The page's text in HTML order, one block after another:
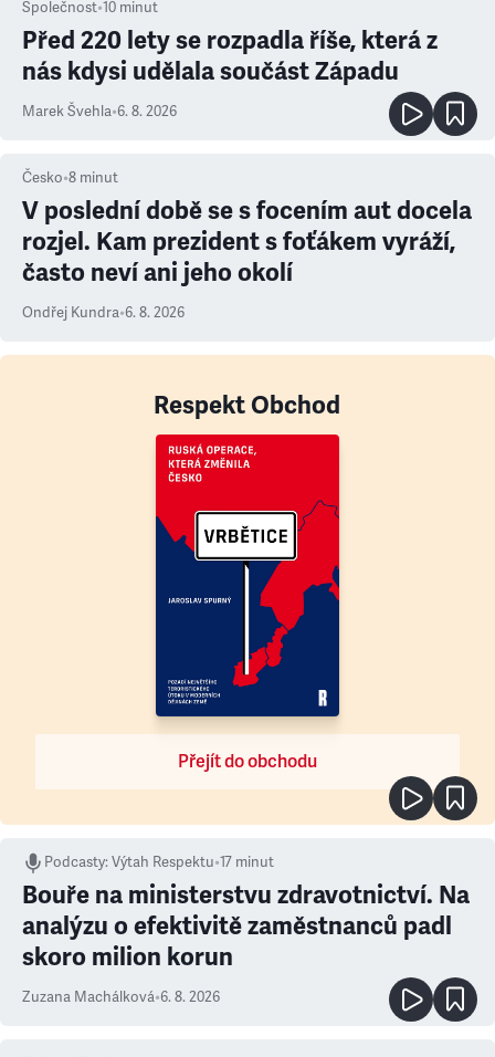
Společnost•10 minut
Před 220 lety se rozpadla říše, která z
nás kdysi udělala součást Západu
Marek Švehla•6. 8. 2026
Česko•8 minut
V poslední době se s focením aut docela
rozjel. Kam prezident s foťákem vyráží,
často neví ani jeho okolí
Ondřej Kundra•6. 8. 2026
Respekt Obchod
Přejít do obchodu
Podcasty:Výtah Respektu•17 minut
Bouře na ministerstvu zdravotnictví. Na
analýzu o efektivitě zaměstnanců padl
skoro milion korun
Zuzana Machálková•6. 8. 2026